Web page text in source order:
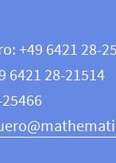
+49 6421 28-
6421 28-21514